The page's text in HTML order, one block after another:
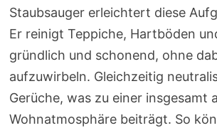
Staubsauger erleichtert diese
Er reinigt Teppiche, Hartböden
gründlich und schonend, ohne
aufzuwirbeln. Gleichzeitig
Gerüche, was zu einer insgesamt
Wohnatmosphäre beiträgt. So